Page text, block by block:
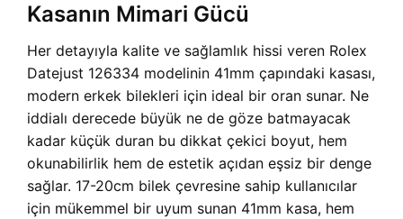
Kasanın Mimari Gücü
Her detayıyla kalite ve sağlamlık hissi veren Rolex
Datejust 126334 modelinin 41mm çapındaki kasası,
modern erkek bilekleri için ideal bir oran sunar. Ne
iddialı derecede büyük ne de göze batmayacak
kadar küçük duran bu dikkat çekici boyut, hem
okunabilirlik hem de estetik açıdan eşsiz bir denge
sağlar. 17-20cm bilek çevresine sahip kullanıcılar
için mükemmel bir uyum sunan 41mm kasa, hem